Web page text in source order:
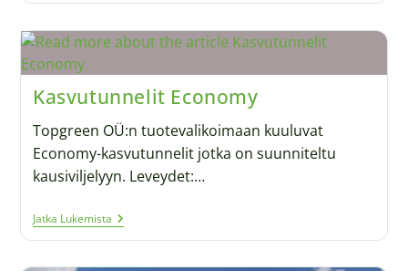
Kasvutunnelit Economy
Topgreen OÜ:n tuotevalikoimaan kuuluvat
Economy-kasvutunnelit jotka on suunniteltu
kausiviljelyyn. Leveydet:…
Jatka Lukemista